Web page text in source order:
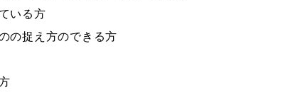
いる方
の捉え方のできる方